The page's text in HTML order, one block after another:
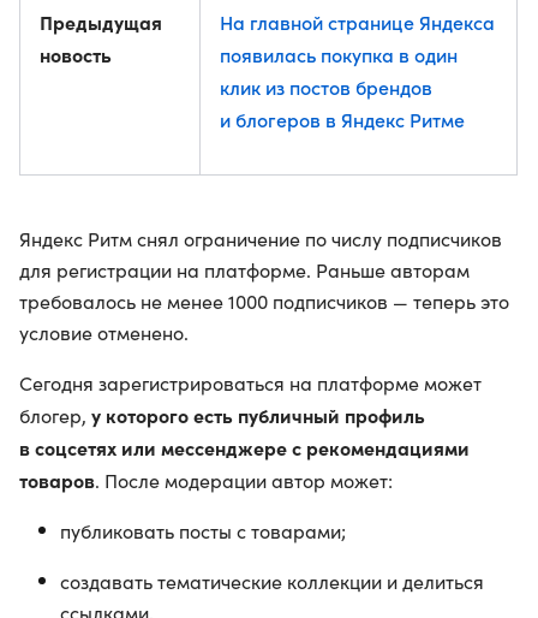
Предыдущая
новость
На главной странице Яндекса
появилась покупка в один
клик из постов брендов
и блогеров в Яндекс Ритме
Яндекс Ритм снял ограничение по числу подписчиков
для регистрации на платформе. Раньше авторам
требовалось не менее 1000 подписчиков — теперь это
условие отменено.
Сегодня зарегистрироваться на платформе может
блогер, у которого есть публичный профиль
в соцсетях или мессенджере с рекомендациями
товаров. После модерации автор может:
публиковать посты с товарами;
создавать тематические коллекции и делиться
ссылками.